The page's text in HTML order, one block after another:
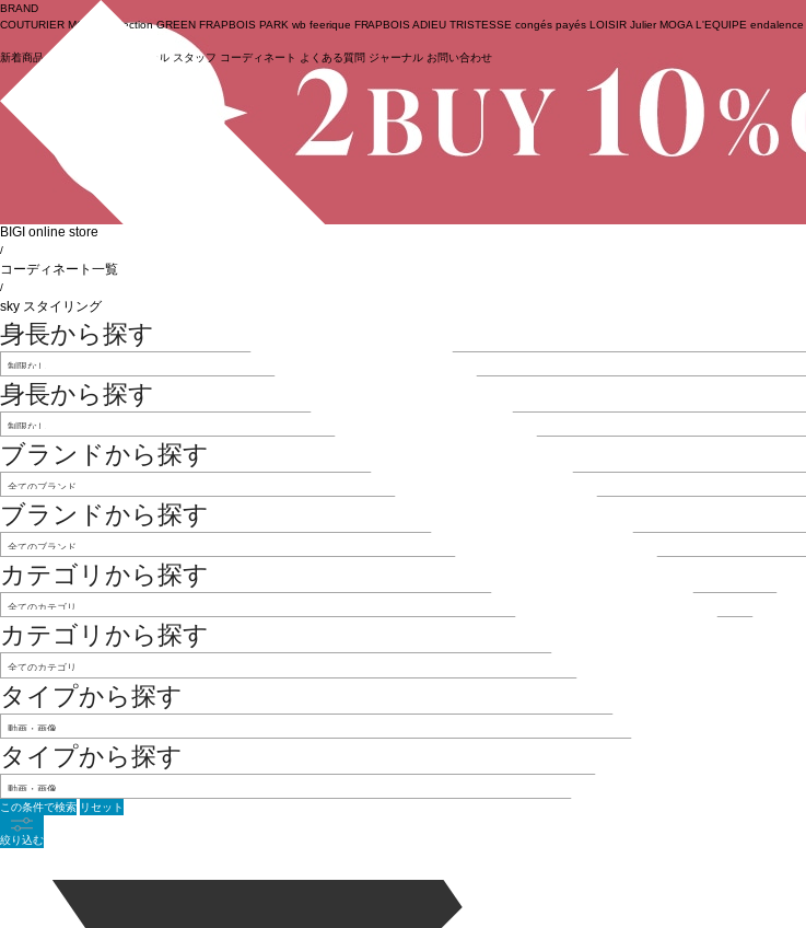
ログイン
BRAND
COUTURIER MOGA Collection GREEN FRAPBOIS PARK wb feerique FRAPBOIS ADIEU TRISTESSE congés payés LOISIR Julier MOGA L'EQUIPE endalence
新着商品 (ライブ) セール スタッフ コーディネート よくある質問 ジャーナル お問い合わせ
BIGI online store
/
コーディネート一覧
/
sky スタイリング
身長から探す
身長から探す
ブランドから探す
ブランドから探す
カテゴリから探す
カテゴリから探す
タイプから探す
タイプから探す
この条件で検索 リセット
絞り込む